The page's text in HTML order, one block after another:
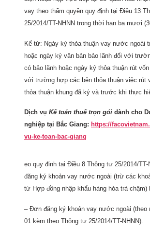
vay theo thẩm quyền quy định tại Điều 13
25/2014/TT-NHNN trong thời hạn ba mươi
Kể từ: Ngày ký thỏa thuận vay nước ngoài
hoặc ngày ký văn bản bảo lãnh đối với
có bảo lãnh hoặc ngày ký thỏa thuận rút
với trường hợp các bên thỏa thuận việc rút
thỏa thuận khung đã ký và trước khi thực
Dịch vụ Kế toán thuế trọn gói dành cho
nghiệp tại Bắc Giang: https://
vu-ke-toan-bac-giang
eo quy định tại Điều 8 Thông tư 25/2014/
đăng ký khoản vay nước ngoài (trừ các
từ Hợp đồng nhập khẩu hàng hóa trả chậm)
– Đơn đăng ký khoản vay nước ngoài (theo
01 kèm theo Thông tư 25/2014/TT-NHNN).